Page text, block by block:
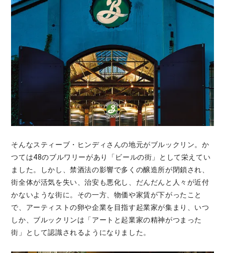
そんなスティーブ・ヒンディさんの地元がブルックリン。か
つては48のブルワリーがあり「ビールの街」として栄えてい
ました。しかし、禁酒法の影響で多くの醸造所が閉鎖され、
街全体が活気を失い、治安も悪化し、だんだんと人々が近付
かないような街に。その一方、物価や家賃が下がったこと
で、アーティストの卵や企業を目指す起業家が集まり、いつ
しか、ブルックリンは「アートと起業家の精神がつまった
街」として認識されるようになりました。